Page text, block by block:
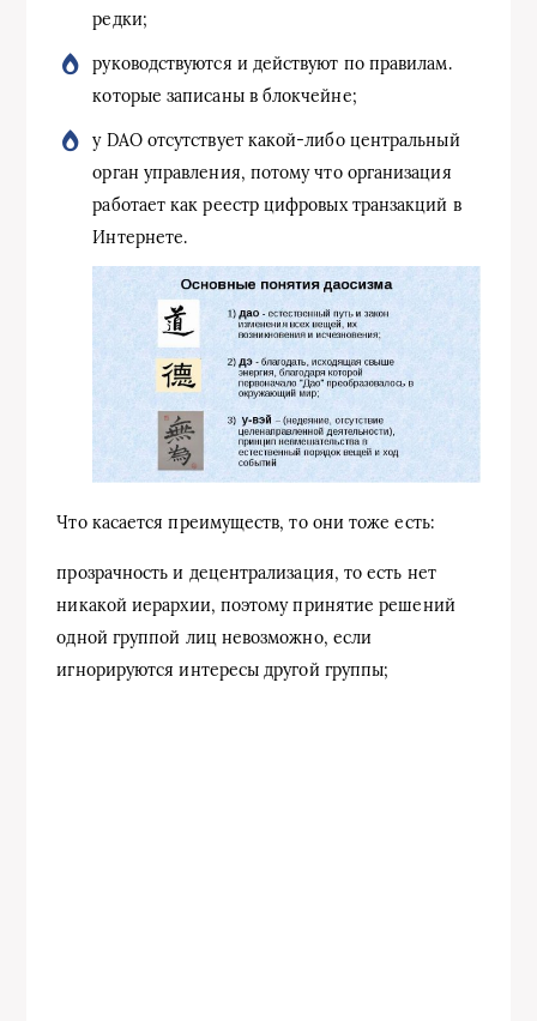
редки;
руководствуются и действуют по правилам.
которые записаны в блокчейне;
у DAO отсутствует какой-либо центральный
орган управления, потому что организация
работает как реестр цифровых транзакций в
Интернете.
Что касается преимуществ, то они тоже есть:
прозрачность и децентрализация, то есть нет
никакой иерархии, поэтому принятие решений
одной группой лиц невозможно, если
игнорируются интересы другой группы;